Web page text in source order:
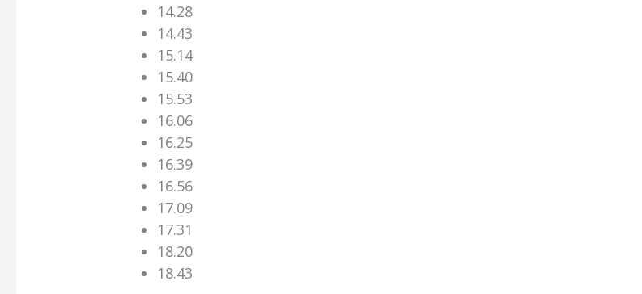
14.28
14.43
15.14
15.40
15.53
16.06
16.25
16.39
16.56
17.09
17.31
18.20
18.43